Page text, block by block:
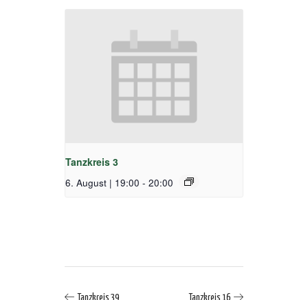
Tanzkreis 3
6. August | 19:00 - 20:00
Tanzkreis 39 Tanzkreis 16